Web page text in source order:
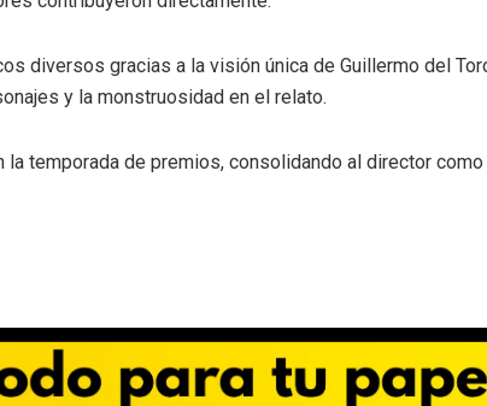
diversos gracias a la visión única de Guillermo del
y la monstruosidad en el relato.
la temporada de premios, consolidando al director